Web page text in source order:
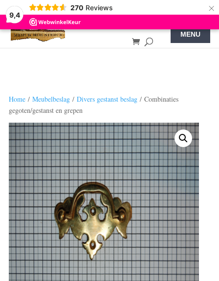
9,4
270 Reviews ×
Home/ Meubelbeslag/ Divers gestanst beslag/ Combinaties
gegoten/gestanst en grepen